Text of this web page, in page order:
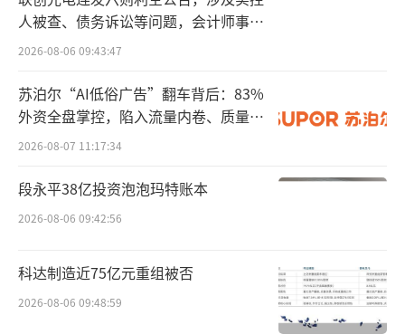
万、15万、18万转技术难关，今年3月份，追觅
已经成功量产20万转马达，搭载了这款马达的
追觅Z50Station吸尘器也于今年6月份上市。
反观戴森，其最新的“第九代数码马
达”转速仍停留在每分钟11万至12万转，这意
味着在中国企业不断寻求技术突破的时候，戴
森在核心部件技术上仍在原地踏步。
吹风机品类也是如此，早在2022年，国产
品牌徕芬就已经做出了11万转/分钟的高速马
达，同类产品的售价则只有戴森的五分之一。
人被查、债务诉讼等问题，会计师事务
所曾出具“保留意见”
2026-08-06 09:43:47
苏泊尔“AI低俗广告”翻车背后：83%
外资全盘掌控，陷入流量内卷、质量频
发的负循环
2026-08-07 11:17:34
段永平38亿投资泡泡玛特账本
2026-08-06 09:42:56
科达制造近75亿元重组被否
2026-08-06 09:48:59